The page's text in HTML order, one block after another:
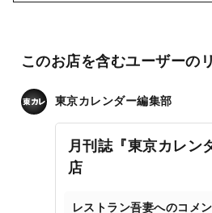
このお店を含むユーザーの
東京カレンダー編集部
月刊誌『東京カレン
店
レストラン吾妻へのコメ